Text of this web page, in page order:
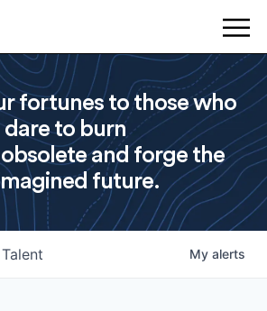
fortunes to those who
dare to burn
and forge the
future.
Talent My alerts